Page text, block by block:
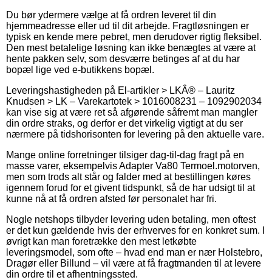
Du bør ydermere vælge at få ordren leveret til din
hjemmeadresse eller ud til dit arbejde. Fragtløsningen er
typisk en kende mere pebret, men derudover rigtig fleksibel.
Den mest betalelige løsning kan ikke benægtes at være at
hente pakken selv, som desværre betinges af at du har
bopæl lige ved e-butikkens bopæl.
Leveringshastigheden på El-artikler > LKÂ® – Lauritz
Knudsen > LK – Varekartotek > 1016008231 – 1092902034
kan vise sig at være ret så afgørende såfremt man mangler
din ordre straks, og derfor er det virkelig vigtigt at du ser
nærmere på tidshorisonten for levering på den aktuelle vare.
Mange online forretninger tilsiger dag-til-dag fragt på en
masse varer, eksempelvis Adapter Va80 Termoel.motorven,
men som trods alt står og falder med at bestillingen køres
igennem forud for et givent tidspunkt, så de har udsigt til at
kunne nå at få ordren afsted før personalet har fri.
Nogle netshops tilbyder levering uden betaling, men oftest
er det kun gældende hvis der erhverves for en konkret sum. I
øvrigt kan man foretrække den mest letkøbte
leveringsmodel, som ofte – hvad end man er nær Holstebro,
Dragør eller Billund – vil være at få fragtmanden til at levere
din ordre til et afhentningssted.